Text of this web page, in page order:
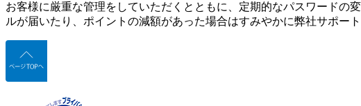
お客様に厳重な管理をしていただくとともに、定期的なパスワードの
ルが届いたり、ポイントの減額があった場合はすみやかに弊社サポー